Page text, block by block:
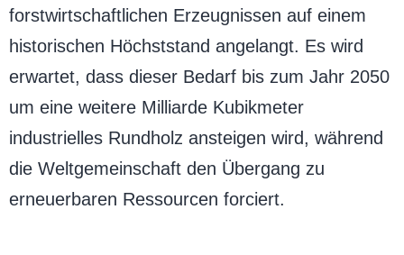
forstwirtschaftlichen Erzeugnissen auf einem
historischen Höchststand angelangt. Es wird
erwartet, dass dieser Bedarf bis zum Jahr 2050
um eine weitere Milliarde Kubikmeter
industrielles Rundholz ansteigen wird, während
die Weltgemeinschaft den Übergang zu
erneuerbaren Ressourcen forciert.